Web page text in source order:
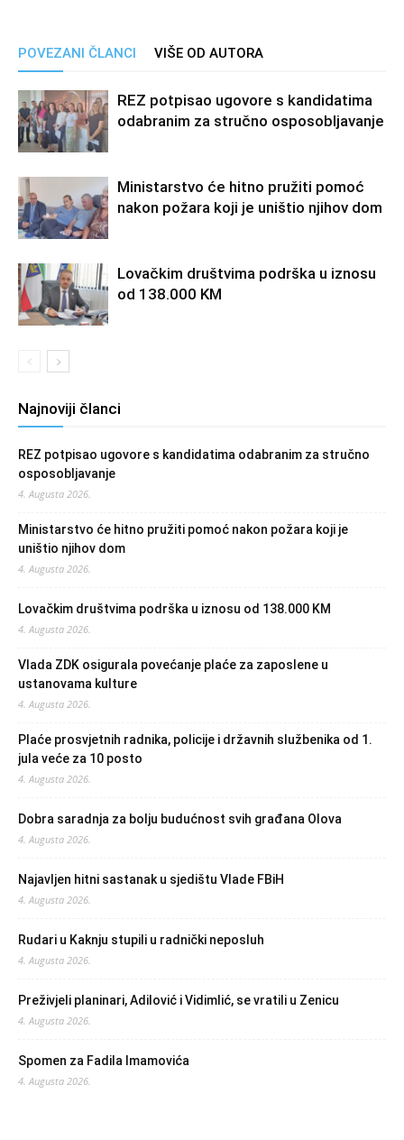
POVEZANI ČLANCI VIŠE OD AUTORA
REZ potpisao ugovore s kandidatima
odabranim za stručno osposobljavanje
Ministarstvo će hitno pružiti pomoć
nakon požara koji je uništio njihov dom
Lovačkim društvima podrška u iznosu
od 138.000 KM
Najnoviji članci
REZ potpisao ugovore s kandidatima odabranim za stručno
osposobljavanje
4. Augusta 2026.
Ministarstvo će hitno pružiti pomoć nakon požara koji je
uništio njihov dom
4. Augusta 2026.
Lovačkim društvima podrška u iznosu od 138.000 KM
4. Augusta 2026.
Vlada ZDK osigurala povećanje plaće za zaposlene u
ustanovama kulture
4. Augusta 2026.
Plaće prosvjetnih radnika, policije i državnih službenika od 1.
jula veće za 10 posto
4. Augusta 2026.
Dobra saradnja za bolju budućnost svih građana Olova
4. Augusta 2026.
Najavljen hitni sastanak u sjedištu Vlade FBiH
4. Augusta 2026.
Rudari u Kaknju stupili u radnički neposluh
4. Augusta 2026.
Preživjeli planinari, Adilović i Vidimlić, se vratili u Zenicu
4. Augusta 2026.
Spomen za Fadila Imamovića
4. Augusta 2026.